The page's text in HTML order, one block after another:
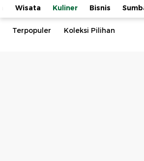
Wisata Kuliner Bisnis
Terpopuler Koleksi Pilihan